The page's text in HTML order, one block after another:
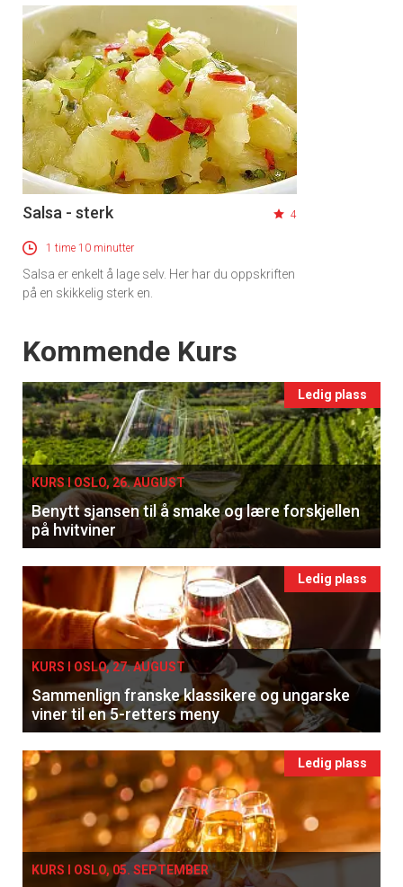
Apéritif
Vi tilbyr flere ukentlige nyhetsbrev. Du
kan fritt velge hvilke du ønsker å få
tilsendt.
Registrer deg
Salsa - sterk 4
1 time 10 minutter
Salsa er enkelt å lage selv. Her har du oppskriften
på en skikkelig sterk en.
Events
Kommende Kurs
Ledig plass
KURS I OSLO, 26. AUGUST
Benytt sjansen til å smake og lære forskjellen
på hvitviner
Ledig plass
KURS I OSLO, 27. AUGUST
Sammenlign franske klassikere og ungarske
viner til en 5-retters meny
Ledig plass
KURS I OSLO, 05. SEPTEMBER